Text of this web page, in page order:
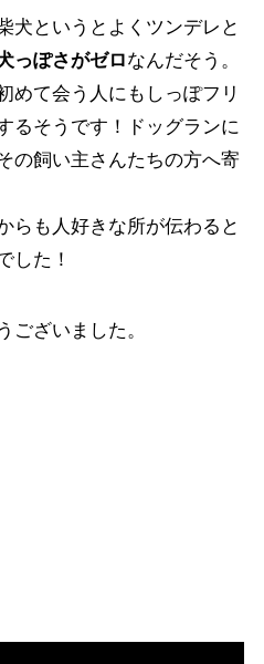
犬というとよくツンデレと
っぽさがゼロなんだそう。
めて会う人にもしっぽフリ
るそうです！ドッグランに
の飼い主さんたちの方へ寄
らも人好きな所が伝わると
した！
ございました。